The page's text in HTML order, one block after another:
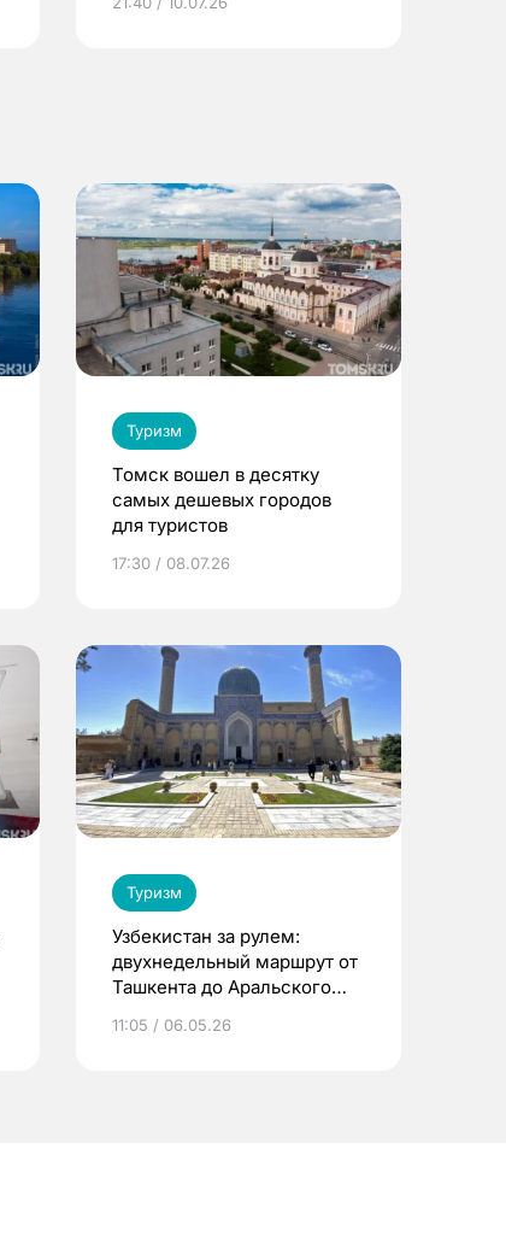
Туризм
Томск вошел в десятку
самых дешевых городов
для туристов
17:30 / 08.07.26
Туризм
Узбекистан за рулем:
двухнедельный маршрут от
Ташкента до Аральского
11:05 / 06.05.26